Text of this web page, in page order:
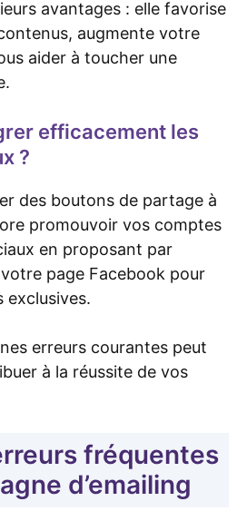
avantages : elle favorise
augmente votre
aider à toucher une
efficacement les
?
des boutons de partage à
promouvoir vos comptes
en proposant par
page Facebook pour
exclusives.
erreurs courantes peut
à la réussite de vos
fréquentes
d’emailing